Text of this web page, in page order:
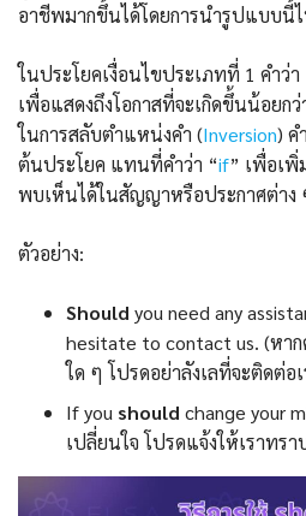
อาชีพมากขึ้นได้โดยการนำรูปแบบนี้ไ
ในประโยคเงื่อนไขประเภทที่ 1 คำว่
เพื่อแสดงถึงโอกาสที่จะเกิดขึ้นน้อยก
ในการสลับตำแหน่งคำ (Inversion) ค
ต้นประโยค แทนที่คำว่า “if” เพื่อเพิ่
พบเห็นได้ในสัญญาหรือประกาศต่าง
ตัวอย่าง:
Should you need any
hesitate to contact us. (หา
ใด ๆ โปรดอย่าลังเลที่จะติดต่อเ
If you should change your
เปลี่ยนใจ โปรดแจ้งให้เราทรา